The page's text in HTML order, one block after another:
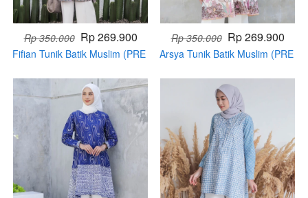
Rp 350.000 Rp 269.900
Fifian Tunik Batik Muslim (PRE
Rp 350.000 Rp 269.900
Arsya Tunik Batik Muslim (PRE